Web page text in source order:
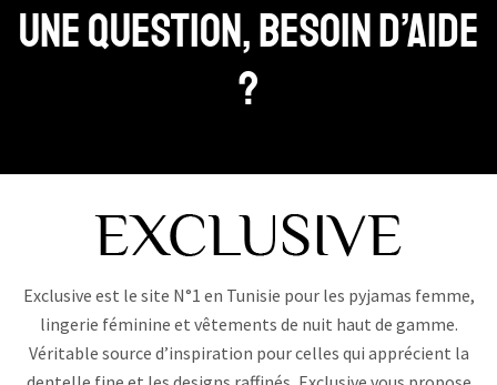
Une question, Besoin d’aide
?
Exclusive est le site N°1 en Tunisie pour les pyjamas femme,
lingerie féminine et vêtements de nuit haut de gamme.
Véritable source d’inspiration pour celles qui apprécient la